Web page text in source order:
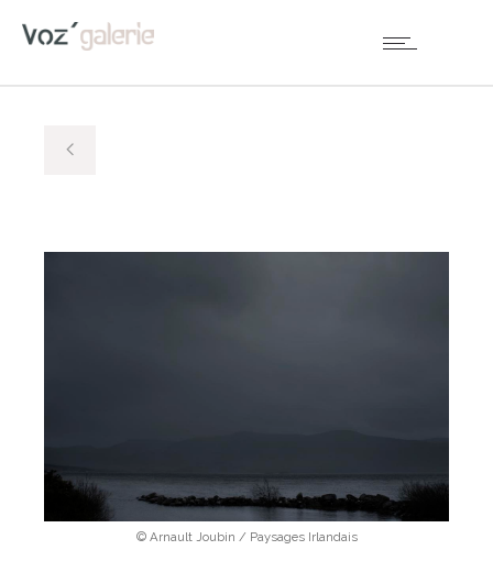
© Arnault Joubin / Paysages Irlandais